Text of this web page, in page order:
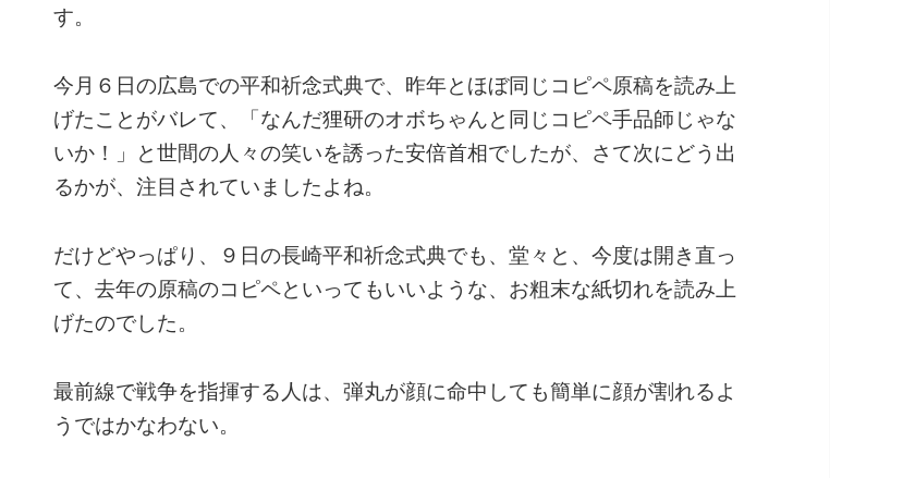
す。
今月６日の広島での平和祈念式典で、昨年とほぼ同じコピペ原稿を読み上
げたことがバレて、「なんだ狸研のオボちゃんと同じコピペ手品師じゃな
いか！」と世間の人々の笑いを誘った安倍首相でしたが、さて次にどう出
るかが、注目されていましたよね。
だけどやっぱり、９日の長崎平和祈念式典でも、堂々と、今度は開き直っ
て、去年の原稿のコピペといってもいいような、お粗末な紙切れを読み上
げたのでした。
最前線で戦争を指揮する人は、弾丸が顔に命中しても簡単に顔が割れるよ
うではかなわない。